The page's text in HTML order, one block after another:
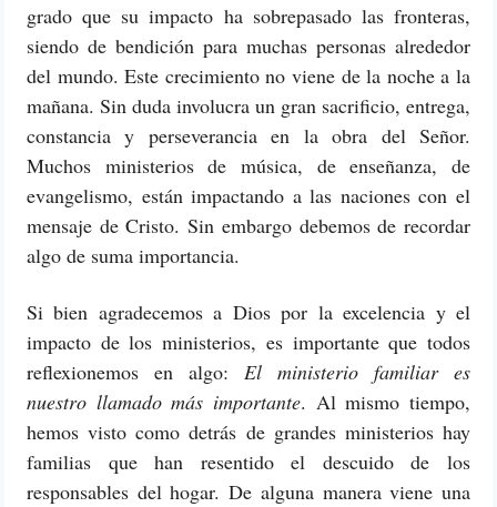
grado que su impacto ha sobrepasado las fronteras,
siendo de bendición para muchas personas alrededor
del mundo. Este crecimiento no viene de la noche a la
mañana. Sin duda involucra un gran sacrificio, entrega,
constancia y perseverancia en la obra del Señor.
Muchos ministerios de música, de enseñanza, de
evangelismo, están impactando a las naciones con el
mensaje de Cristo. Sin embargo debemos de recordar
algo de suma importancia.
Si bien agradecemos a Dios por la excelencia y el
impacto de los ministerios, es importante que todos
reflexionemos en algo: El ministerio familiar es
nuestro llamado más importante. Al mismo tiempo,
hemos visto como detrás de grandes ministerios hay
familias que han resentido el descuido de los
responsables del hogar. De alguna manera viene una